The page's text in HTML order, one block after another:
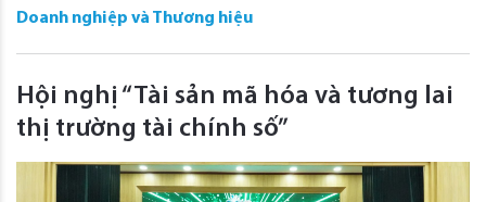
Doanh nghiệp và Thương hiệu
Hội nghị “Tài sản mã hóa và tương lai
thị trường tài chính số”